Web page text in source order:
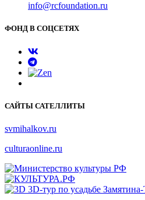
info@rcfoundation.ru
ФОНД В СОЦСЕТЯХ
САЙТЫ САТЕЛЛИТЫ
svmihalkov.ru
culturaonline.ru
3D-тур по усадьбе Замятина-